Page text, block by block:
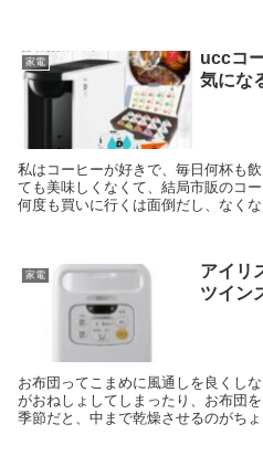
家電
uccコ
気にな
私はコーヒーが好きで、毎日何杯も
ても美味しくなくて、結局市販のコ
何度も買いに行くは面倒だし、なく
家電
アイリ
ツイン
お布団ってこまめに風通しを良くし
がおねしょしてしまったり、お布団
季節だと、中まで乾燥させるのがち